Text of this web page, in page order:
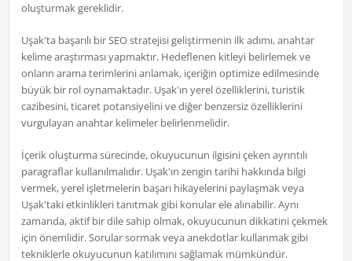
oluşturmak gereklidir.
Uşak'ta başarılı bir SEO stratejisi geliştirmenin ilk adımı, anahtar
kelime araştırması yapmaktır. Hedeflenen kitleyi belirlemek ve
onların arama terimlerini anlamak, içeriğin optimize edilmesinde
büyük bir rol oynamaktadır. Uşak'ın yerel özelliklerini, turistik
cazibesini, ticaret potansiyelini ve diğer benzersiz özelliklerini
vurgulayan anahtar kelimeler belirlenmelidir.
İçerik oluşturma sürecinde, okuyucunun ilgisini çeken ayrıntılı
paragraflar kullanılmalıdır. Uşak'ın zengin tarihi hakkında bilgi
vermek, yerel işletmelerin başarı hikayelerini paylaşmak veya
Uşak'taki etkinlikleri tanıtmak gibi konular ele alınabilir. Aynı
zamanda, aktif bir dile sahip olmak, okuyucunun dikkatini çekmek
için önemlidir. Sorular sormak veya anekdotlar kullanmak gibi
tekniklerle okuyucunun katılımını sağlamak mümkündür.